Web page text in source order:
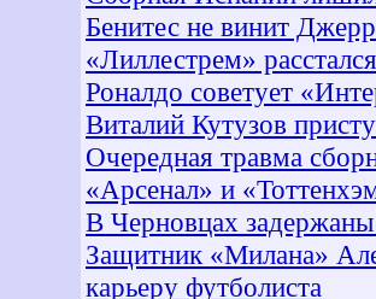
Бенитес не винит
«Лиллестрем»
Роналдо советует
Виталий Кутузов
Очередная травма
«Арсенал» и
В Черновцах
Защитник «Милана»
карьеру футболиста